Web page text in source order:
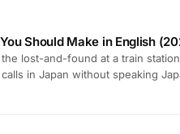
Should Make in English
lost-and-found at a train
in Japan without speaking